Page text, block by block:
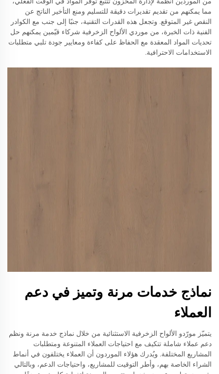
مما يمكنهم من تقديم تقديرات دقيقة للتسليم ومنع التأخير الناتج عن
النقص غير المتوقع. وتجعل هذه القدرات التقنية، جنبًا إلى جنب مع الكوادر
الفنية ذات الخبرة، من موردي الألواح الزخرفية شركاء قيّمين يمكنهم حل
تحديات المواد المعقدة مع الحفاظ على كفاءة ومعايير جودة تلبي متطلبات
الاستخدامات الاحترافية.
نماذج خدمات مرنة وتميز في دعم
العملاء
يتميّز مورّدو الألواح الزخرفية الاستثنائية من خلال نماذج خدمة مرنة ونظم
دعم عملاء شاملة تتكيف مع احتياجات العملاء المتنوعة ومتطلبات
المشاريع المختلفة. ويُدرك هؤلاء الموردون أن العملاء يختلفون في أنماط
الشراء الخاصة بهم، وأطر التوقيت للمشاريع، واحتياجات الدعم، وبالتالي